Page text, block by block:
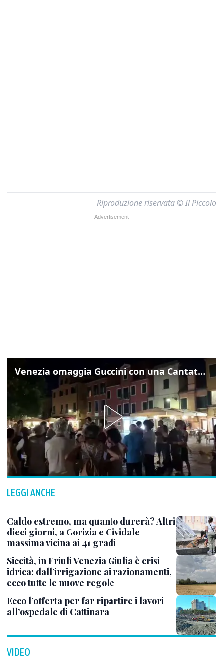
Riproduzione riservata © Il Piccolo
Venezia omaggia Guccini con una Cantata Anarchica in campo Santa Margherita
LEGGI ANCHE
Caldo estremo, ma quanto durerà? Altri
dieci giorni, a Gorizia e Cividale
massima vicina ai 41 gradi
Siccità, in Friuli Venezia Giulia è crisi
idrica: dall’irrigazione ai razionamenti,
ecco tutte le nuove regole
Ecco l’offerta per far ripartire i lavori
all’ospedale di Cattinara
VIDEO